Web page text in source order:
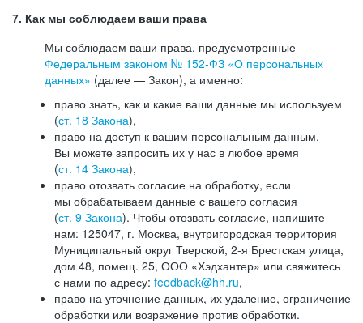
7. Как мы соблюдаем ваши права
Мы соблюдаем ваши права, предусмотренные
Федеральным законом № 152-ФЗ «О персональных
данных» (далее — Закон), а именно:
право знать, как и какие ваши данные мы используем
(ст. 18 Закона),
право на доступ к вашим персональным данным.
Вы можете запросить их у нас в любое время
(ст. 14 Закона),
право отозвать согласие на обработку, если
мы обрабатываем данные с вашего согласия
(ст. 9 Закона). Чтобы отозвать согласие, напишите
нам: 125047, г. Москва, внутригородская территория
Муниципальный округ Тверской, 2-я Брестская улица,
дом 48, помещ. 25, ООО «Хэдхантер» или свяжитесь
с нами по адресу: feedback@hh.ru,
право на уточнение данных, их удаление, ограничение
обработки или возражение против обработки.